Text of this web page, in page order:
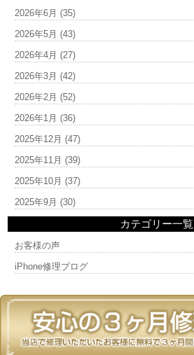
2026年6月 (35)
2026年5月 (43)
2026年4月 (27)
2026年3月 (42)
2026年2月 (52)
2026年1月 (36)
2025年12月 (47)
2025年11月 (39)
2025年10月 (37)
2025年9月 (30)
カテゴリー一覧
お客様の声
iPhone修理ブログ